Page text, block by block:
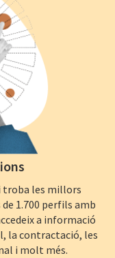
troba les millors
1.700 perfils amb
a informació
la contractació, les
i molt més.